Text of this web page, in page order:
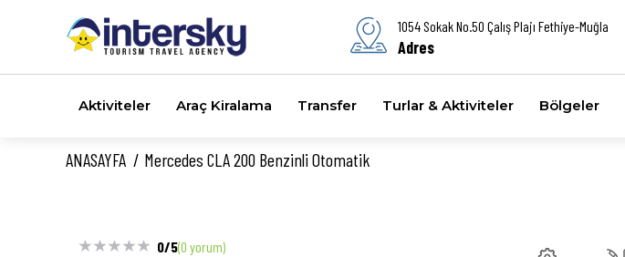
1054 Sokak No.50 Çalış Plajı Fethiye-Muğla
Adres
Aktiviteler Araç Kiralama Transfer Turlar & Aktiviteler Bölgeler
ANASAYFA Mercedes CLA 200 Benzinli Otomatik
0/5(0 yorum)